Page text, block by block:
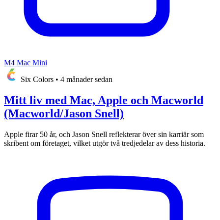
M4 Mac Mini
Six Colors • 4 månader sedan
Mitt liv med Mac, Apple och Macworld
(Macworld/Jason Snell)
Apple firar 50 år, och Jason Snell reflekterar över sin karriär som
skribent om företaget, vilket utgör två tredjedelar av dess historia.